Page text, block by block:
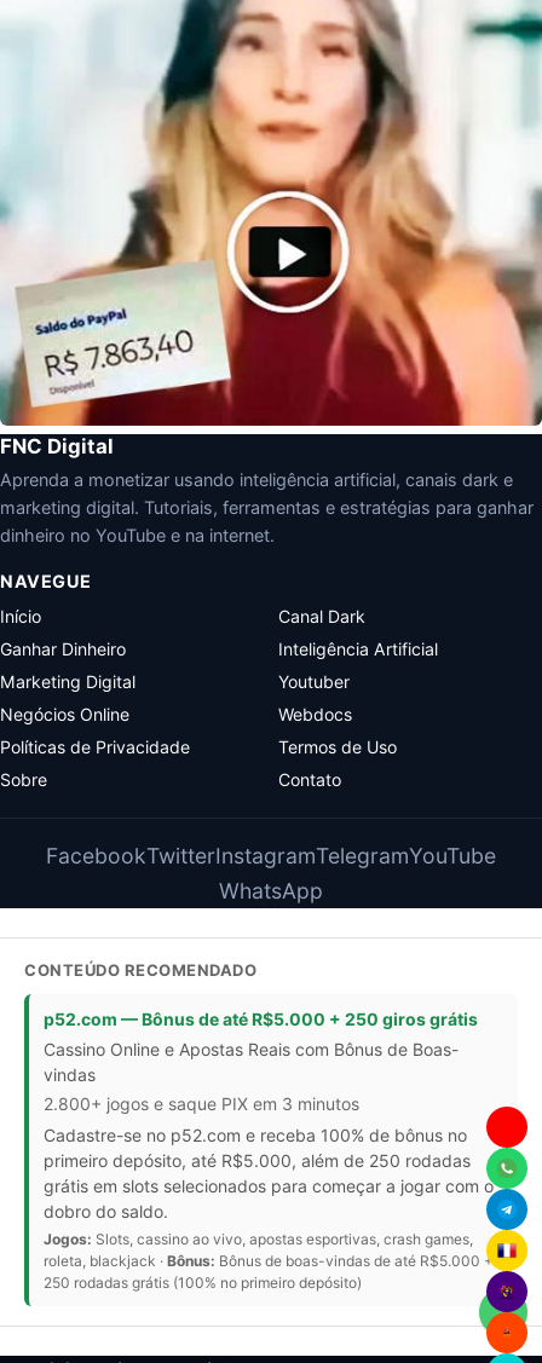
FNC Digital
Aprenda a monetizar usando inteligência artificial, canais dark e
marketing digital. Tutoriais, ferramentas e estratégias para ganhar
dinheiro no YouTube e na internet.
NAVEGUE
Início
Canal Dark
Ganhar Dinheiro
Inteligência Artificial
Marketing Digital
Youtuber
Negócios Online
Webdocs
Políticas de Privacidade
Termos de Uso
Sobre
Contato
FacebookTwitterInstagramTelegramYouTube
WhatsApp
CONTEÚDO RECOMENDADO
p52.com — Bônus de até R$5.000 + 250 giros grátis
Cassino Online e Apostas Reais com Bônus de Boas-
vindas
2.800+ jogos e saque PIX em 3 minutos
Cadastre-se no p52.com e receba 100% de bônus no
primeiro depósito, até R$5.000, além de 250 rodadas
grátis em slots selecionados para começar a jogar com o
dobro do saldo.
Jogos: Slots, cassino ao vivo, apostas esportivas, crash games,
roleta, blackjack · Bônus: Bônus de boas-vindas de até R$5.000 +
250 rodadas grátis (100% no primeiro depósito)